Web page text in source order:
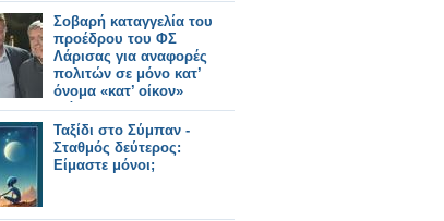
Σοβαρή καταγγελία του
προέδρου του ΦΣ
Λάρισας για αναφορές
πολιτών σε μόνο κατ’
όνομα «κατ’ οίκον»
διάθεση ΦΥΚ
Ταξίδι στο Σύμπαν -
Σταθμός δεύτερος:
Είμαστε μόνοι;